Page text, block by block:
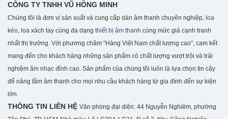
CÔNG TY TNHH VŨ HỒNG MINH
Chúng tôi là đơn vị sản xuất và cung cấp dàn âm thanh chuyên nghiệp, loa
kéo, loa xách tay cùng đa dạng thiết bị âm than h cùng mức giá cạnh tranh
nhất thị trường. Với phương châm “Hàng Việt Nam chất lượng cao”, cam kết
mang đến cho khách hàng những sản phẩm có chất lượng vượt trội và trải
nghiệm âm nhạc đỉnh cao. Sản phẩm của chúng tôi luôn là lựa chọn tin cậy
để nâng tầm âm thanh cho mọi nhu cầu khách hàng từ gia đình đến sự kiện
lớn.
THÔNG TIN LIÊN HỆ Văn phòng đại diện: 44 Nguyễn Nghiêm, phường